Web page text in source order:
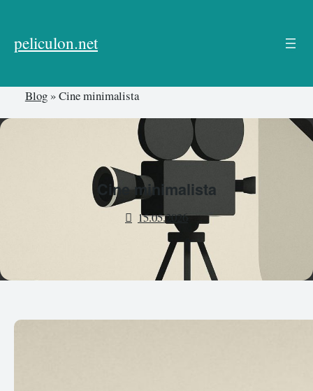
content
peliculon.net
Blog»Cine minimalista
Cine minimalista
15.05.2026